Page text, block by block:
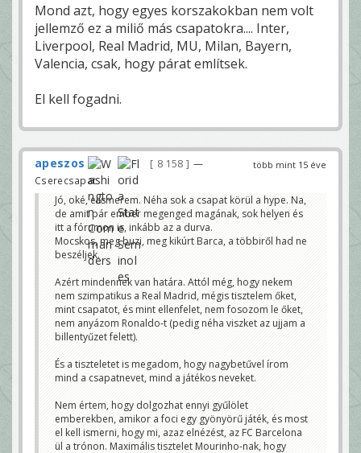
Mond azt, hogy egyes korszakokban nem volt
jellemző ez a miliő más csapatokra.... Inter,
Liverpool, Real Madrid, MU, Milan, Bayern,
Valencia, csak, hogy párat említsek.
El kell fogadni.
több mint 15 éve
apeszos 8 158
—
Cserecsapat
Jó, oké, elismerem. Néha sok a csapat körül a hype. Na,
de amit pár ember megenged magának, sok helyen és
itt a fórumon is, inkább az a durva.
Mocskos, meg buzi, meg kikúrt Barca, a többiről had ne
beszéljek.
Azért mindennek van határa. Attól még, hogy nekem
nem szimpatikus a Real Madrid, mégis tisztelem őket,
mint csapatot, és mint ellenfelet, nem fosozom le őket,
nem anyázom Ronaldo-t (pedig néha viszket az ujjam a
billentyűzet felett).
És a tiszteletet is megadom, hogy nagybetűvel írom
mind a csapatnevet, mind a játékos neveket.
Nem értem, hogy dolgozhat ennyi gyűlölet
emberekben, amikor a foci egy gyönyörű játék, és most
el kell ismerni, hogy mi, azaz elnézést, az FC Barcelona
ül a trónon. Maximális tisztelet Mourinho-nak, hogy